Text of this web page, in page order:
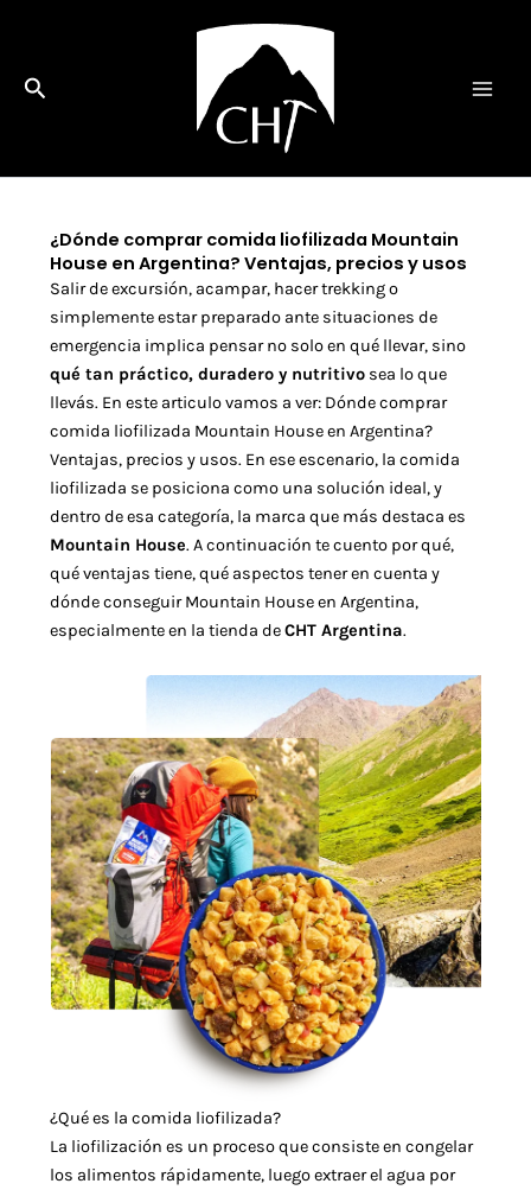
Buscar
¿Dónde comprar comida liofilizada Mountain
House en Argentina? Ventajas, precios y usos
Salir de excursión, acampar, hacer trekking o
simplemente estar preparado ante situaciones de
emergencia implica pensar no solo en qué llevar, sino
qué tan práctico, duradero y nutritivo sea lo que
llevás. En este articulo vamos a ver: Dónde comprar
comida liofilizada Mountain House en Argentina?
Ventajas, precios y usos. En ese escenario, la comida
liofilizada se posiciona como una solución ideal, y
dentro de esa categoría, la marca que más destaca es
Mountain House. A continuación te cuento por qué,
qué ventajas tiene, qué aspectos tener en cuenta y
dónde conseguir Mountain House en Argentina,
especialmente en la tienda deCHT Argentina.
¿Qué es la comida liofilizada?
La liofilización es un proceso que consiste en congelar
los alimentos rápidamente, luego extraer el agua por